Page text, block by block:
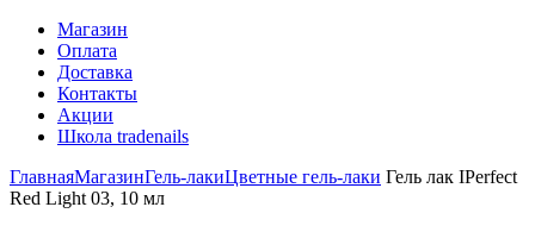
Магазин
Оплата
Доставка
Контакты
Акции
Школа tradenails
ГлавнаяМагазинГель-лакиЦветные гель-лаки Гель лак IPerfect
Red Light 03, 10 мл